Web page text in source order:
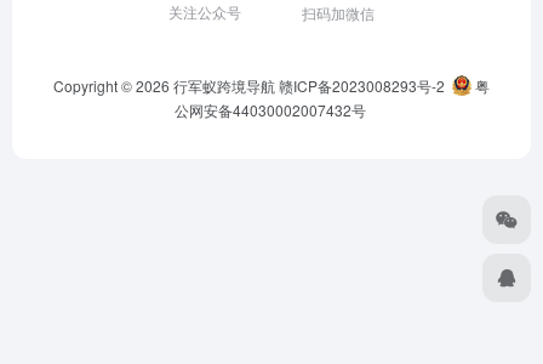
关注公众号 扫码加微信
Copyright © 2026 行军蚁跨境导航赣ICP备2023008293号-2
粤
公网安备44030002007432号